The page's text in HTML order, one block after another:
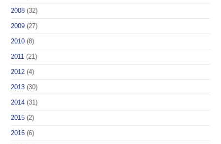
2008 (32)
2009 (27)
2010 (8)
2011 (21)
2012 (4)
2013 (30)
2014 (31)
2015 (2)
2016 (6)